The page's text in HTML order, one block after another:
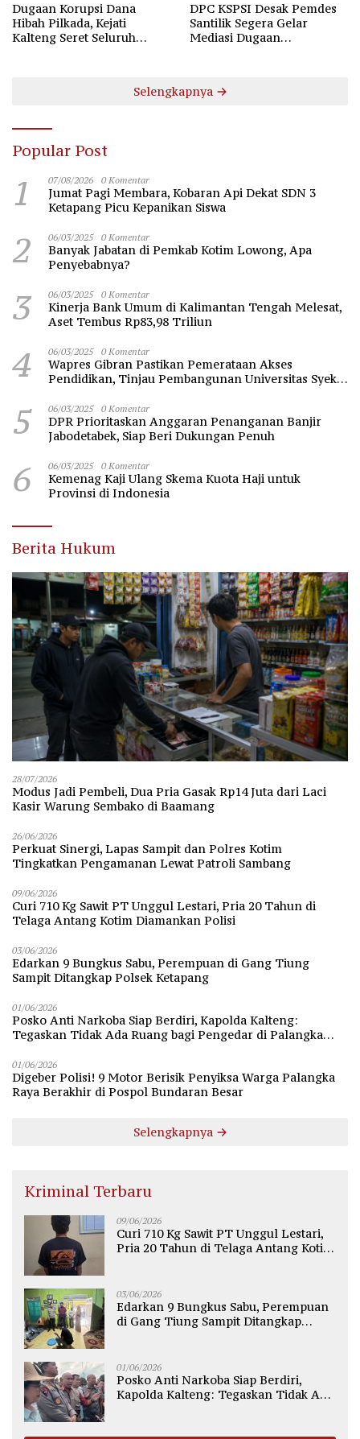
Dugaan Korupsi Dana
Hibah Pilkada, Kejati
Kalteng Seret Seluruh
DPC KSPSI Desak Pemdes
Santilik Segera Gelar
Mediasi Dugaan
Selengkapnya
Popular Post
1 07/08/2026 0 Komentar
Jumat Pagi Membara, Kobaran Api Dekat SDN 3
Ketapang Picu Kepanikan Siswa
2 06/03/2025 0 Komentar
Banyak Jabatan di Pemkab Kotim Lowong, Apa
Penyebabnya?
3 06/03/2025 0 Komentar
Kinerja Bank Umum di Kalimantan Tengah Melesat,
Aset Tembus Rp83,98 Triliun
4 06/03/2025 0 Komentar
Wapres Gibran Pastikan Pemerataan Akses
Pendidikan, Tinjau Pembangunan Universitas Syekh
5 06/03/2025 0 Komentar
DPR Prioritaskan Anggaran Penanganan Banjir
Jabodetabek, Siap Beri Dukungan Penuh
6 06/03/2025 0 Komentar
Kemenag Kaji Ulang Skema Kuota Haji untuk
Provinsi di Indonesia
Berita Hukum
28/07/2026
Modus Jadi Pembeli, Dua Pria Gasak Rp14 Juta dari Laci
Kasir Warung Sembako di Baamang
26/06/2026
Perkuat Sinergi, Lapas Sampit dan Polres Kotim
Tingkatkan Pengamanan Lewat Patroli Sambang
09/06/2026
Curi 710 Kg Sawit PT Unggul Lestari, Pria 20 Tahun di
Telaga Antang Kotim Diamankan Polisi
03/06/2026
Edarkan 9 Bungkus Sabu, Perempuan di Gang Tiung
Sampit Ditangkap Polsek Ketapang
01/06/2026
Posko Anti Narkoba Siap Berdiri, Kapolda Kalteng:
Tegaskan Tidak Ada Ruang bagi Pengedar di Palangka
01/06/2026
Digeber Polisi! 9 Motor Berisik Penyiksa Warga Palangka
Raya Berakhir di Pospol Bundaran Besar
Selengkapnya
Kriminal Terbaru
09/06/2026
Curi 710 Kg Sawit PT Unggul Lestari,
Pria 20 Tahun di Telaga Antang Kotim
03/06/2026
Edarkan 9 Bungkus Sabu, Perempuan
di Gang Tiung Sampit Ditangkap
01/06/2026
Posko Anti Narkoba Siap Berdiri,
Kapolda Kalteng: Tegaskan Tidak Ada